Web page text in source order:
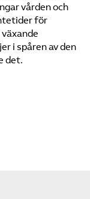
vården och
för
i spåren av den
det.